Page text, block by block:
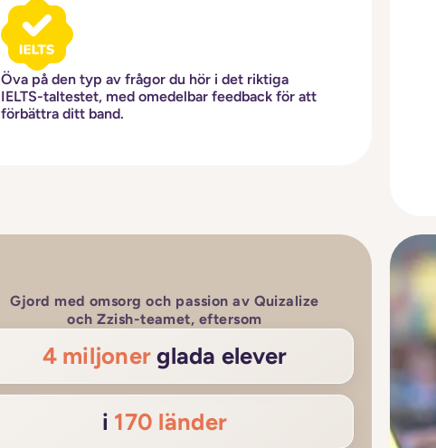
Öva på den typ av frågor du hör i det riktiga
IELTS-taltestet, med omedelbar feedback för att
förbättra ditt band.
Gjord med omsorg och passion av Quizalize
och Zzish-teamet, eftersom
4 miljoner glada elever
i 170 länder